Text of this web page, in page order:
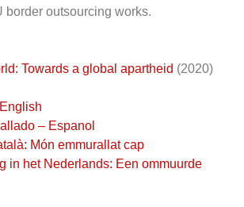
border outsourcing works.
Towards a global apartheid (2020)
– Espanol
Món emmurallat cap
in het Nederlands: Een ommuurde